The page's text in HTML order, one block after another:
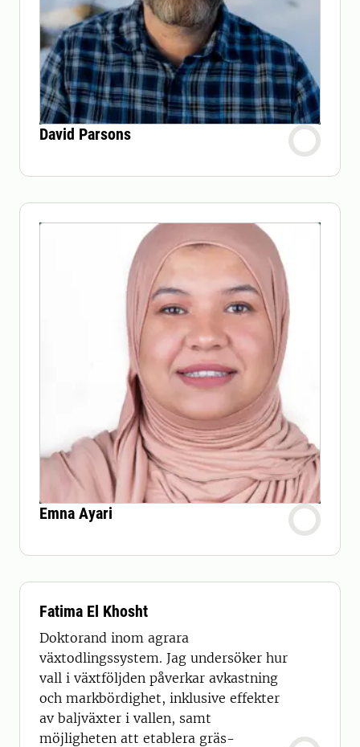
David Parsons
Emna Ayari
Fatima El Khosht
Doktorand inom agrara
växtodlingssystem. Jag undersöker hur
vall i växtföljden påverkar avkastning
och markbördighet, inklusive effekter
av baljväxter i vallen, samt
möjligheten att etablera gräs-